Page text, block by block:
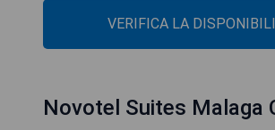
VERIFICA LA
Novotel Suites Malaga